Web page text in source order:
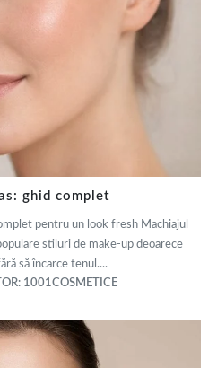
ghid complet
pentru un look fresh Machiajul
stiluri de make-up deoarece
să încarce tenul....
1001COSMETICE